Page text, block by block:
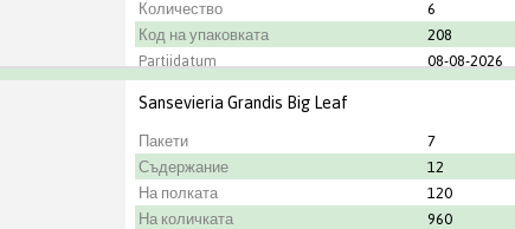
Количество
6
Код на упаковката
208
Partijdatum
08-08-2026
Градинар
ANCO
Sansevieria Grandis Big Leaf
Пакети 7
Съдержание
12
На полката
120
На количката
960